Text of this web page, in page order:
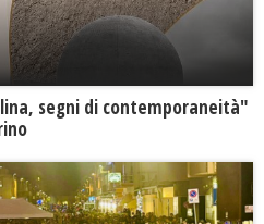
segni di contemporaneità"